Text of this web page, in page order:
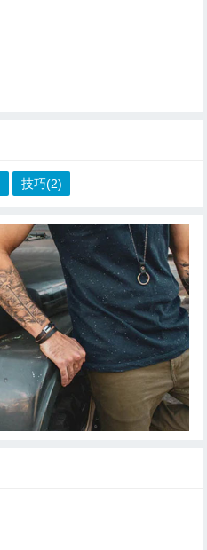
技巧(2)